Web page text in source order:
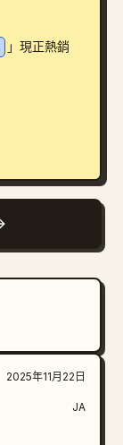
」現正熱銷
2025年11月22日
JA